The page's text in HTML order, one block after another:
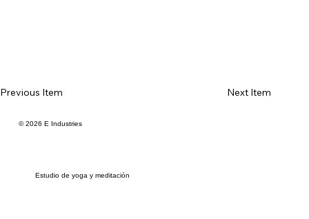
Previous Item Next Item
Estudio de yoga y meditación
© 2026 E Industries